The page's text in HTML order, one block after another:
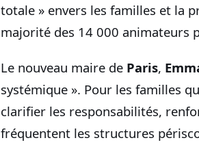
totale » envers les familles et la
majorité des 14 000 animateurs
Le nouveau maire de Paris,
systémique ». Pour les familles
clarifier les responsabilités,
fréquentent les structures